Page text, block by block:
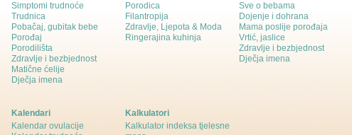
Simptomi trudnoće
Trudnica
Pobačaj, gubitak bebe
Porođaj
Porodilišta
Zdravlje i bezbjednost
Matične ćelije
Dječja imena
Porodica
Filantropija
Zdravlje, Ljepota & Moda
Ringerajina kuhinja
Sve o bebama
Dojenje i dohrana
Mama poslije porođaja
Vrtić, jaslice
Zdravlje i bezbjednost
Dječja imena
Kalendari
Kalendar ovulacije
Kalkulatori
Kalkulator indeksa tjelesne